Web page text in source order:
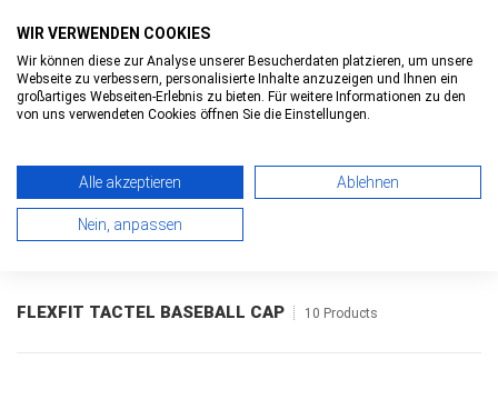
Toggle
0
0
>FLEXFIT TACTEL BASEBALL CAP
FLEXFIT TACTEL BASEBALL CAP 10 Products
WIR VERWENDEN COOKIES
Wir können diese zur Analyse unserer Besucherdaten platzieren, um unsere
Webseite zu verbessern, personalisierte Inhalte anzuzeigen und Ihnen ein
großartiges Webseiten-Erlebnis zu bieten. Für weitere Informationen zu den
von uns verwendeten Cookies öffnen Sie die Einstellungen.
Alle akzeptieren Ablehnen
Nein, anpassen